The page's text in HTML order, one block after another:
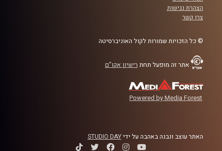
קרדיט תמונות:
הצהרת נגישות
צרו קשר
© כל הזכויות שמורות לקול האוניברסיטה
אתר זה מופעל תחת רישיון אקו"ם
Powered by Media Forest
האתר עוצב ונבנה באהבה על ידיSTUDIO DAY